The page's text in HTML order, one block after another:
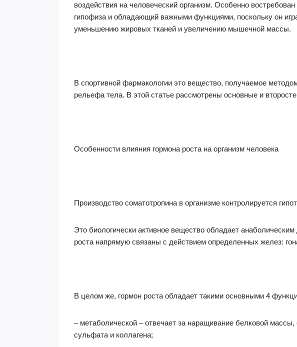
воздействия на человеческий организм. Особенно
гипофиза и обладающий важными функциями, поскольку он
уменьшению жировых тканей и увеличению мышечной массы.
В спортивной фармакологии это вещество, получаемое
рельефа тела. В этой статье рассмотрены основные и
Особенности влияния гормона роста на организм человека
Производство соматотропина в организме контролируется
Это биологически активное вещество обладает
роста напрямую связаны с действием определенных желез:
В целом же, гормон роста обладает такими основными 4
– метаболической – отвечает за наращивание белковой
сульфата и коллагена;